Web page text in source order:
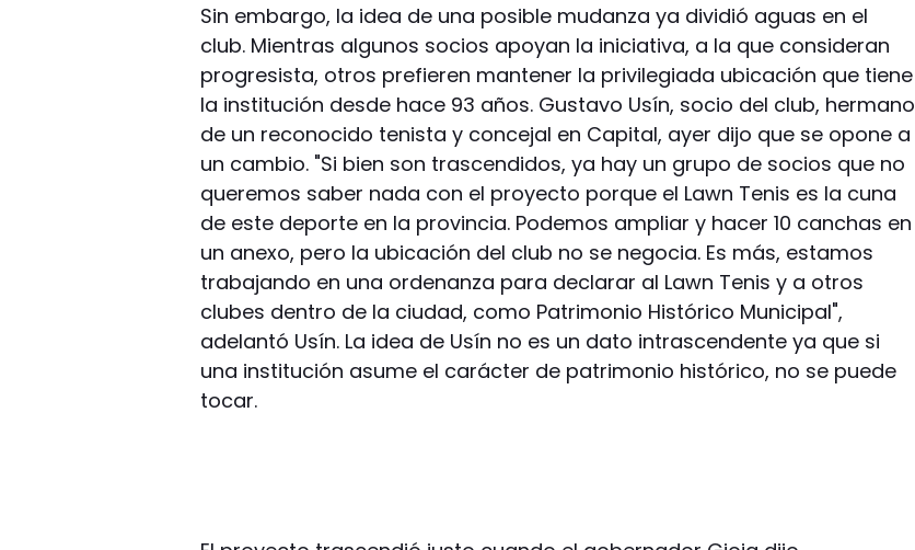
Sin embargo, la idea de una posible mudanza ya dividió aguas en el
club. Mientras algunos socios apoyan la iniciativa, a la que consideran
progresista, otros prefieren mantener la privilegiada ubicación que tiene
la institución desde hace 93 años. Gustavo Usín, socio del club, hermano
de un reconocido tenista y concejal en Capital, ayer dijo que se opone a
un cambio. "Si bien son trascendidos, ya hay un grupo de socios que no
queremos saber nada con el proyecto porque el Lawn Tenis es la cuna
de este deporte en la provincia. Podemos ampliar y hacer 10 canchas en
un anexo, pero la ubicación del club no se negocia. Es más, estamos
trabajando en una ordenanza para declarar al Lawn Tenis y a otros
clubes dentro de la ciudad, como Patrimonio Histórico Municipal",
adelantó Usín. La idea de Usín no es un dato intrascendente ya que si
una institución asume el carácter de patrimonio histórico, no se puede
tocar.